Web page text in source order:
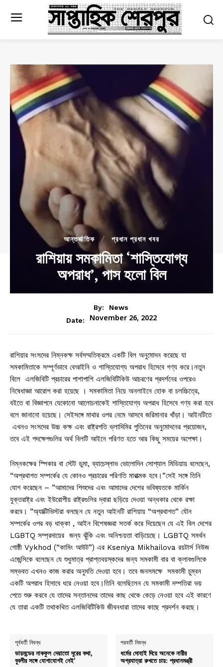
আন্তর্জাতিক প্রধান প্রধান খবর
রাশিয়ায় সমকামিতা ‘শাস্তিযোগ্য
অপরাধ’, পাস হলো বিল
By:
News
Date:
November 26, 2022
রাশিয়ার সংসদের নিম্নকক্ষ সর্বসম্মতিক্রমে একটি বিল অনুমোদন করেছে যা
সমকামিতাকে সম্পূর্ণভাবে বেআইনি ও শাস্তিযোগ্য অপরাধ হিসেবে গণ্য করে।নতুন
বিলে এলজিবিটি প্রচারের পাশাপাশি এলজিবিটিকিউ আচরণের প্রদর্শনের ওপরেও
নিষেধাজ্ঞা আরোপ করা হয়েছে । সমকামিতা নিয়ে অনলাইনে হোক বা চলচ্চিত্রে,
বইতে বা বিজ্ঞাপনে যেকোনো আলোচনাকেই শাস্তিযোগ্য অপরাধ হিসেবে গণ্য করা হবে
বলে জানানো হয়েছে। সেইসঙ্গে মাথার ওপর নেমে আসবে জরিমানার খাঁড়া। আইনটিতে
এখনও সংসদের উচ্চ কক্ষ এবং রাষ্ট্রপতি ভ্লাদিমির পুতিনের অনুমোদনের প্রয়োজন,
তবে এই পদক্ষেপগুলির অর্থ বিলটি আইনে পরিণত হতে আর কিছু সময়ের অপেক্ষা।
নিম্নকক্ষের স্পিকার বা স্টেট ডুমা, ব্যাচেস্লাভ ভোলোদিন সোশ্যাল মিডিয়ায় বলেছেন,
“অপ্রথাগত সম্পর্কের যে কোনও প্রচারের পরিণতি মারাত্মক হবে।”সেই সঙ্গে তিনি
যোগ করেছেন – ”আমাদের শিশুদের এবং আমাদের দেশের ভবিষ্যতকে মার্কিন
যুক্তরাষ্ট্র এবং ইউরোপীয় রাষ্ট্রগুলির দ্বারা ছড়িয়ে দেওয়া অন্ধকার থেকে রক্ষা
করবে। ”অ্যাক্টিভিস্টরা বলছেন যে নতুন আইনটি রাশিয়ায় “অপ্রথাগত” যৌন
সম্পর্কের ওপর বড় ধাক্কা , আইন বিশেষজ্ঞরা সতর্ক করে দিয়েছেন যে এই বিল দেশের
LGBTQ সম্প্রদায়ের জন্য ঝুঁকি এবং অনিশ্চয়তা বাড়িয়েছে। LGBTQ সমর্থন
গোষ্ঠী Vykhod (“কামিং আউট”) এর Kseniya Mikhailova রয়টার্স নিউজ
এজেন্সিকে বলেছেন যে শুধুমাত্র প্রাপ্তবয়স্কদের জন্য সমকামী বার বা ক্লাবগুলিকে
সম্ভবত এখনও কাজ করার অনুমতি দেওয়া হবে। তবে জনসমক্ষে সমকামী চুম্বন
একটি অপরাধ হিসাবে ধরে নেওয়া হবে।তিনি বলেছিলেন যে সমকামী দম্পতিরা ভয়
পেতে শুরু করবে যে তাদের সন্তানদের তাদের কাছ থেকে কেড়ে নেওয়া হবে এই কারণে
যে তারা একটি তথাকথিত এলজিবিটিকিউ জীবনধারা তাদের কাছে প্রদর্শন করছে।
পূর্ববর্তী নিবন্ধ
ডায়মন্ডের নাকফুল দেয়াতো দূরের কথা,
বুবলীর সঙ্গে যোগাযোগই নেই’
পরবর্তী নিবন্ধ
ধর্মের দোহাই দিয়ে অনেকে নারীর
অগ্রযাত্রা রুখতে চায়: প্রধানমন্ত্রী